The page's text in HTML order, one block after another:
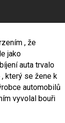
, že
jako
auta trvalo
který se žene k
automobilů
vyvolal bouři